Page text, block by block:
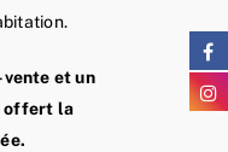
et un
offert la